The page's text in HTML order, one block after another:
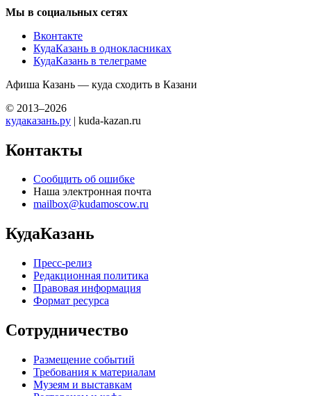
Мы в социальных сетях
Вконтакте
КудаКазань в однокласниках
КудаКазань в телеграме
Афиша Казань — куда сходить в Казани
© 2013–2026
кудаказань.ру | kuda-kazan.ru
Контакты
Сообщить об ошибке
Наша электронная почта
mailbox@kudamoscow.ru
КудаКазань
Пресс-релиз
Редакционная политика
Правовая информация
Формат ресурса
Сотрудничество
Размещение событий
Требования к материалам
Музеям и выставкам